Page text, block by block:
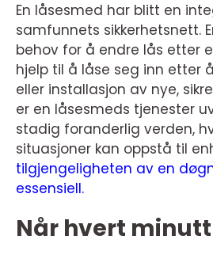
En låsesmed har blitt en
samfunnets sikkerhetsnett.
behov for å endre lås etter
hjelp til å låse seg inn etter
eller installasjon av nye,
er en låsesmeds tjenester
stadig foranderlig verden,
situasjoner kan oppstå til
tilgjengeligheten av en
essensiell.
Når hvert